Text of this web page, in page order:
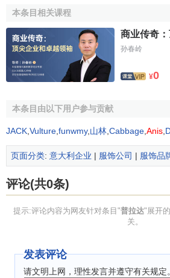
当然，Miuccia Prada推出运动服也
精神。为了制作设计时髦、可以适应
服，Miuccia Prada与生产一流原料的
的面料。运动服包括了室外运动服、
子等品种，颜色以黑、白、灰等单色
后，也开始加入少许的服装设计。一
牌。但在九十年代的“崇尚极简”风中，
发灵感的PRADA所设计出的服装更成
来自全球不同城市的设计师们，很
爱用者。纽约的Donna Karen也背着
本条目相关课程
商业传奇
孙春岭
¥0
本条目由以下用户参与贡献
JACK Vulture funwmy, 山林 Cabbage Anis
页面分类: 意大利企业 | 服饰公司 | 服饰品
评论(共0条)
提示:评论内容为网友针对条目"普拉达"展开
关。
发表评论
请文明上网，理性发言并遵守有关规定。